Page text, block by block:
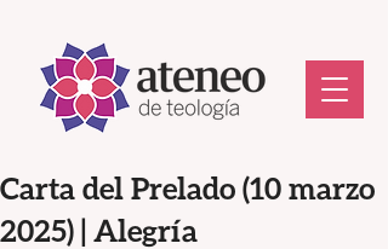
Carta del Prelado (10 marzo
2025) | Alegría